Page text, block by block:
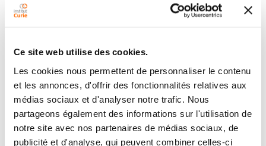
Ce site web utilise des cookies.
Les cookies nous permettent de personnaliser le contenu
et les annonces, d'offrir des fonctionnalités relatives aux
médias sociaux et d'analyser notre trafic. Nous
partageons également des informations sur l'utilisation de
notre site avec nos partenaires de médias sociaux, de
publicité et d'analyse, qui peuvent combiner celles-ci
performance in highly demanding technological fields.
multifunctional bi-magnetic, magneto-plasmonic, and
magneto-semiconductor hybrid nanostructures and
the advances they represent. In the subsequent
sections, the most recent (mainly within the last five
years) and promising examples of the application of
magnetic-based hybrid nanostructures are described
and organized by their field of application, including